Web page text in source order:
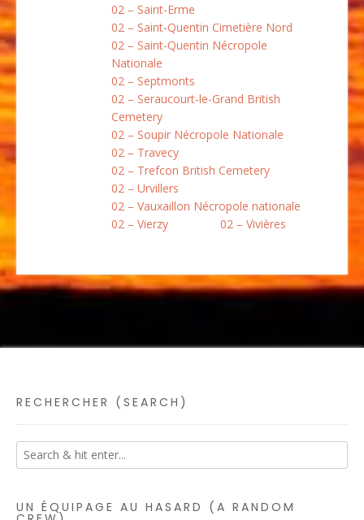
02 – Saint-Erme
02 – Saint-Quentin Cimetière Nord
02 – Saint-Quentin Nécropole
Nationale
02 – Septmonts
02 – Seraucourt-le-Grand British
Cemetery
02 – Soupir Nécropole Nationale
02 – Travecy
02 – Trefcon British Cemetery
02 – Urvillers
02 – Vauxaillon Nécropole nationale
02 – Vierzy
02 – Vivières
RECHERCHER (SEARCH)
UN ÉQUIPAGE AU HASARD (A RANDOM